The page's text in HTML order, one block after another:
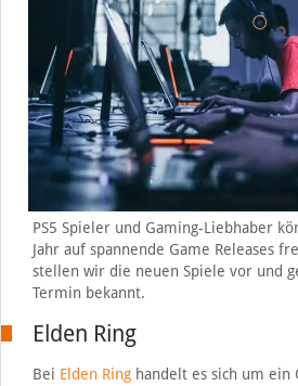
PS5 Spieler und Gaming-Liebhaber
Jahr auf spannende Game Releases
stellen wir die neuen Spiele vor und
Termin bekannt.
Elden Ring
Bei Elden Ringhandelt es sich um ein